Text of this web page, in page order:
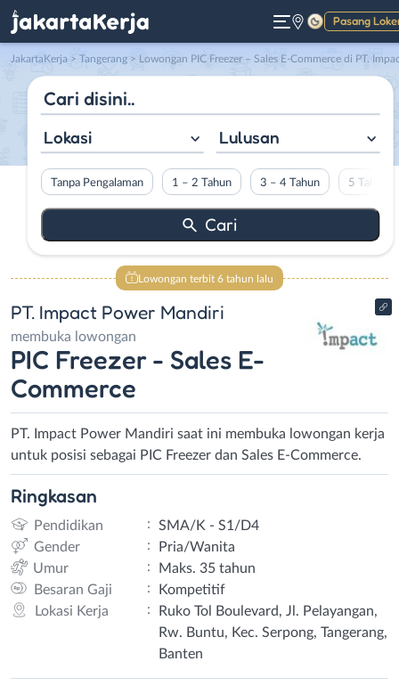
Pasang
Gelap
JakartaKerja > Tangerang > Lowongan PIC Freezer – Sales E-Commerce di PT. Impact Power
Lokasi Lulusan
Tanpa Pengalaman 1 – 2 Tahun 3 – 4 Tahun 5 Tahun
Lowongan terbit 6 tahun lalu
PT. Impact Power Mandiri
membuka lowongan
PIC Freezer - Sales E-
Commerce
PT. Impact Power Mandiri saat ini membuka lowongan kerja
untuk posisi sebagai PIC Freezer dan Sales E-Commerce.
Ringkasan
Pendidikan :
SMA/K - S1/D4
Gender
:
Pria/Wanita
Umur
:
Maks. 35 tahun
Besaran Gaji
:
Kompetitif
Lokasi Kerja
:
Ruko Tol Boulevard, Jl. Pelayangan,
Rw. Buntu, Kec. Serpong, Tangerang,
Banten